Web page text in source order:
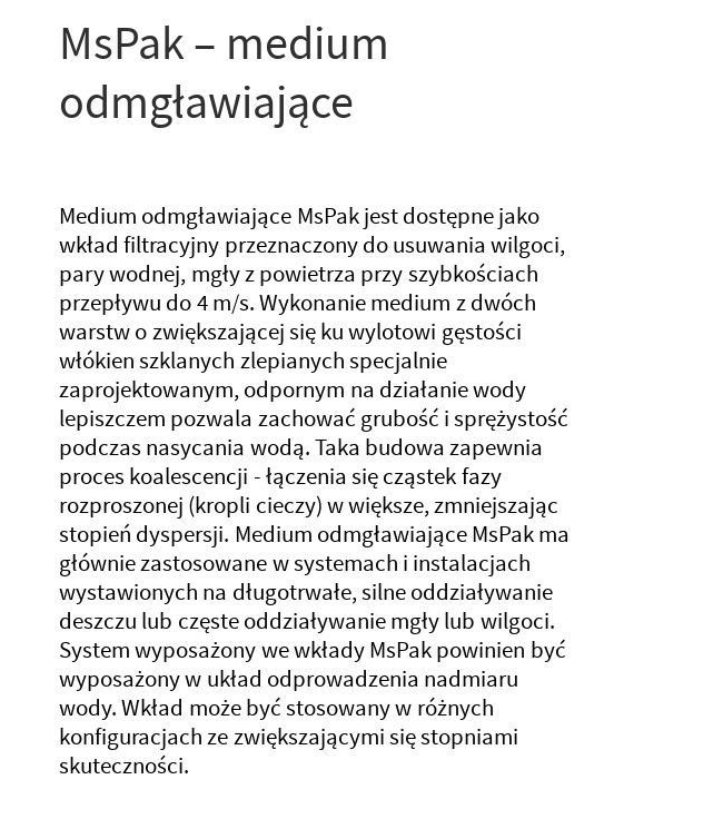
MsPak – medium
odmgławiające
Medium odmgławiające MsPak jest dostępne jako
wkład filtracyjny przeznaczony do usuwania wilgoci,
pary wodnej, mgły z powietrza przy szybkościach
przepływu do 4 m/s. Wykonanie medium z dwóch
warstw o zwiększającej się ku wylotowi gęstości
włókien szklanych zlepianych specjalnie
zaprojektowanym, odpornym na działanie wody
lepiszczem pozwala zachować grubość i sprężystość
podczas nasycania wodą. Taka budowa zapewnia
proces koalescencji - łączenia się cząstek fazy
rozproszonej (kropli cieczy) w większe, zmniejszając
stopień dyspersji. Medium odmgławiające MsPak ma
głównie zastosowane w systemach i instalacjach
wystawionych na długotrwałe, silne oddziaływanie
deszczu lub częste oddziaływanie mgły lub wilgoci.
System wyposażony we wkłady MsPak powinien być
wyposażony w układ odprowadzenia nadmiaru
wody. Wkład może być stosowany w różnych
konfiguracjach ze zwiększającymi się stopniami
skuteczności.